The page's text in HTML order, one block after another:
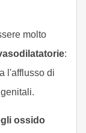
molto
:
l'afflusso di
ossido